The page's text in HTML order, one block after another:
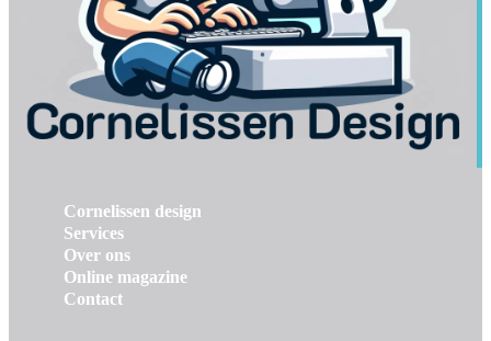
Cornelissen design
Services
Over ons
Online magazine
Contact